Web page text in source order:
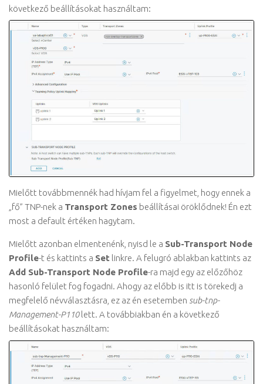
következő beállításokat használtam:
Mielőtt továbbmennék had hívjam fel a figyelmet, hogy ennek a
„fő” TNP-nek a Transport Zones beállításai öröklődnek! Én ezt
most a default értéken hagytam.
Mielőtt azonban elmentenénk, nyisd le a Sub-Transport Node
Profile-t és kattints a Set linkre. A felugró ablakban kattints az
Add Sub-Transport Node Profile-ra majd egy az előzőhöz
hasonló felület fog fogadni. Ahogy az előbb is itt is törekedj a
megfelelő névválasztásra, ez az én esetemben sub-tnp-
Management-P110lett. A továbbiakban én a következő
beállításokat használtam: